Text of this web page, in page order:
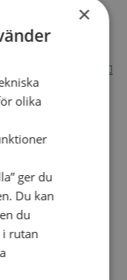
Teologi
×
olika
ger du
Du kan
du
i rutan